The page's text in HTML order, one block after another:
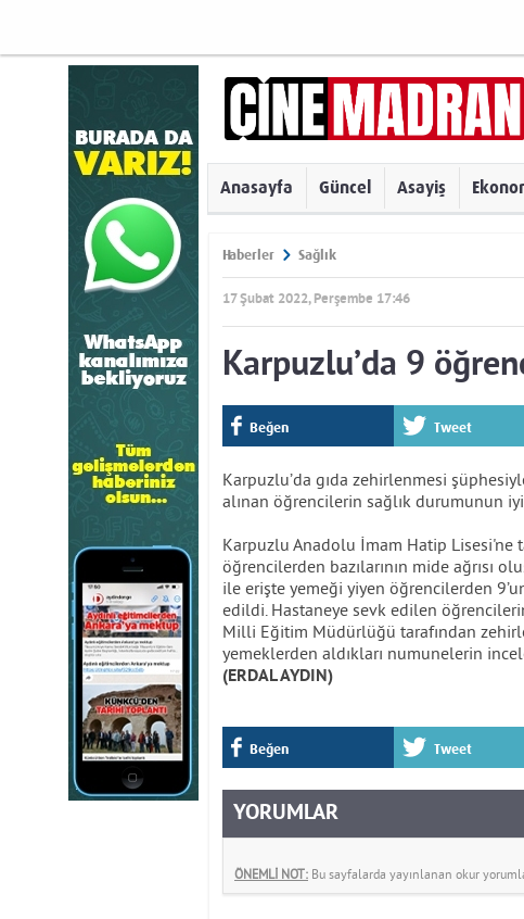
Anasayfa Güncel Asayiş
Haberler Sağlık
17 Şubat 2022, Perşembe 17:46
Karpuzlu’da 9
Beğen Tweet
Karpuzlu’da gıda zehirlenmesi
alınan öğrencilerin sağlık durumunun
Karpuzlu Anadolu İmam Hatip Lisesi'ne
öğrencilerden bazılarının mide ağrısı
ile erişte yemeği yiyen öğrencilerden
edildi. Hastaneye sevk edilen
Milli Eğitim Müdürlüğü tarafından
yemeklerden aldıkları numunelerin
(ERDAL AYDIN)
Beğen Tweet
YORUMLAR
ÖNEMLİ NOT: Bu sayfalarda yayınlanan okur